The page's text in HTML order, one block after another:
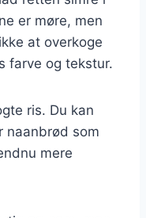
er møre, men
at overkoge
farve og tekstur.
ris. Du kan
naanbrød som
mere